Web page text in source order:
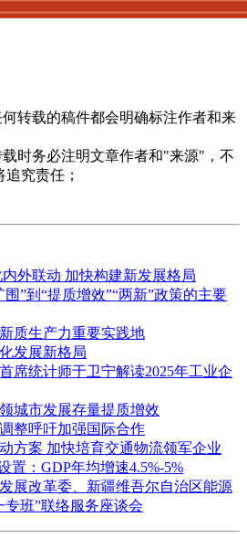
转载的稿件都会明确标注作者和来
时务必注明文章作者和"来源"，不
究责任；
外联动 加快构建新发展格局
”到“提质增效”“两新”政策的主要
质生产力重要实践地
发展新格局
席统计师于卫宁解读2025年工业企
城市发展存量提质增效
整呼吁加强国际合作
方案 加快培育交通物流领军企业
置：GDP年均增速4.5%-5%
展改革委、新疆维吾尔自治区能源
专班”联络服务座谈会